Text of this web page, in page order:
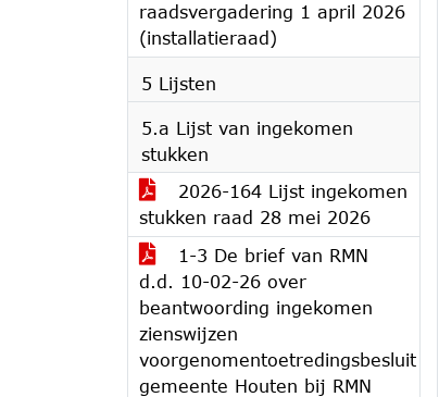
raadsvergadering 1 april 2026
(installatieraad)
5 Lijsten
5.a Lijst van ingekomen
stukken
2026-164 Lijst ingekomen
stukken raad 28 mei 2026
1-3 De brief van RMN
d.d. 10-02-26 over
beantwoording ingekomen
zienswijzen
voorgenomentoetredingsbesluit
gemeente Houten bij RMN